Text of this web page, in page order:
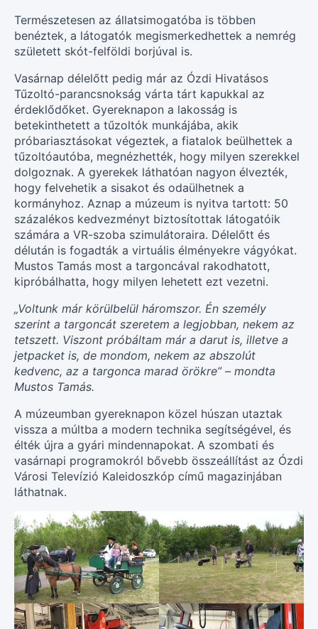
Természetesen az állatsimogatóba is többen
benéztek, a látogatók megismerkedhettek a nemrég
született skót-felföldi borjúval is.
Vasárnap délelőtt pedig már az Ózdi Hivatásos
Tűzoltó-parancsnokság várta tárt kapukkal az
érdeklődőket. Gyereknapon a lakosság is
betekinthetett a tűzoltók munkájába, akik
próbariasztásokat végeztek, a fiatalok beülhettek a
tűzoltóautóba, megnézhették, hogy milyen szerekkel
dolgoznak. A gyerekek láthatóan nagyon élvezték,
hogy felvehetik a sisakot és odaülhetnek a
kormányhoz. Aznap a múzeum is nyitva tartott: 50
százalékos kedvezményt biztosítottak látogatóik
számára a VR-szoba szimulátoraira. Délelőtt és
délután is fogadták a virtuális élményekre vágyókat.
Mustos Tamás most a targoncával rakodhatott,
kipróbálhatta, hogy milyen lehetett ezt vezetni.
„Voltunk már körülbelül háromszor. Én személy
szerint a targoncát szeretem a legjobban, nekem az
tetszett. Viszont próbáltam már a darut is, illetve a
jetpacket is, de mondom, nekem az abszolút
kedvenc, az a targonca marad örökre” – mondta
Mustos Tamás.
A múzeumban gyereknapon közel húszan utaztak
vissza a múltba a modern technika segítségével, és
élték újra a gyári mindennapokat. A szombati és
vasárnapi programokról bővebb összeállítást az Ózdi
Városi Televízió Kaleidoszkóp című magazinjában
láthatnak.